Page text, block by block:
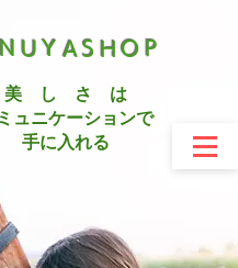
美 し さ は
ュニケーションで
手に入れる